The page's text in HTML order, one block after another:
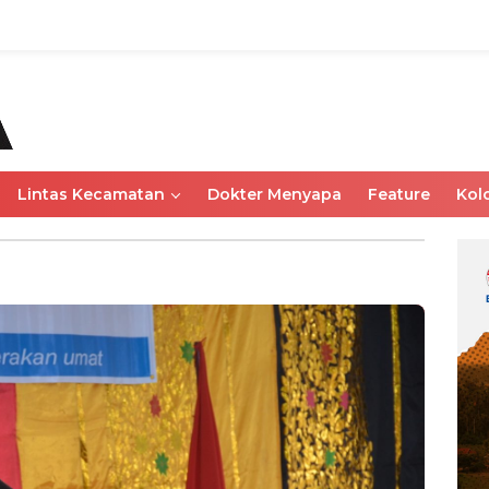
Lintas Kecamatan Dokter Menyapa Feature